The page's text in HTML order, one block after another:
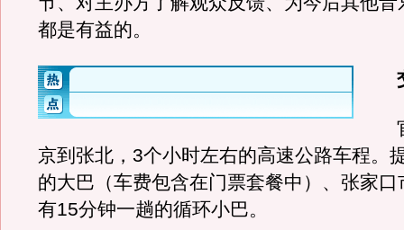
都是有益的。
官
京到张北，3个小时左右的高速公路车程。
的大巴（车费包含在门票套餐中）、张家口
有15分钟一趟的循环小巴。